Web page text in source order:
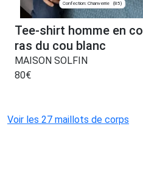
Confection: Chanverrie (85)
Tee-shirt homme en
ras du cou blanc
MAISON SOLFIN
80€
Voir les 27 maillots de corps